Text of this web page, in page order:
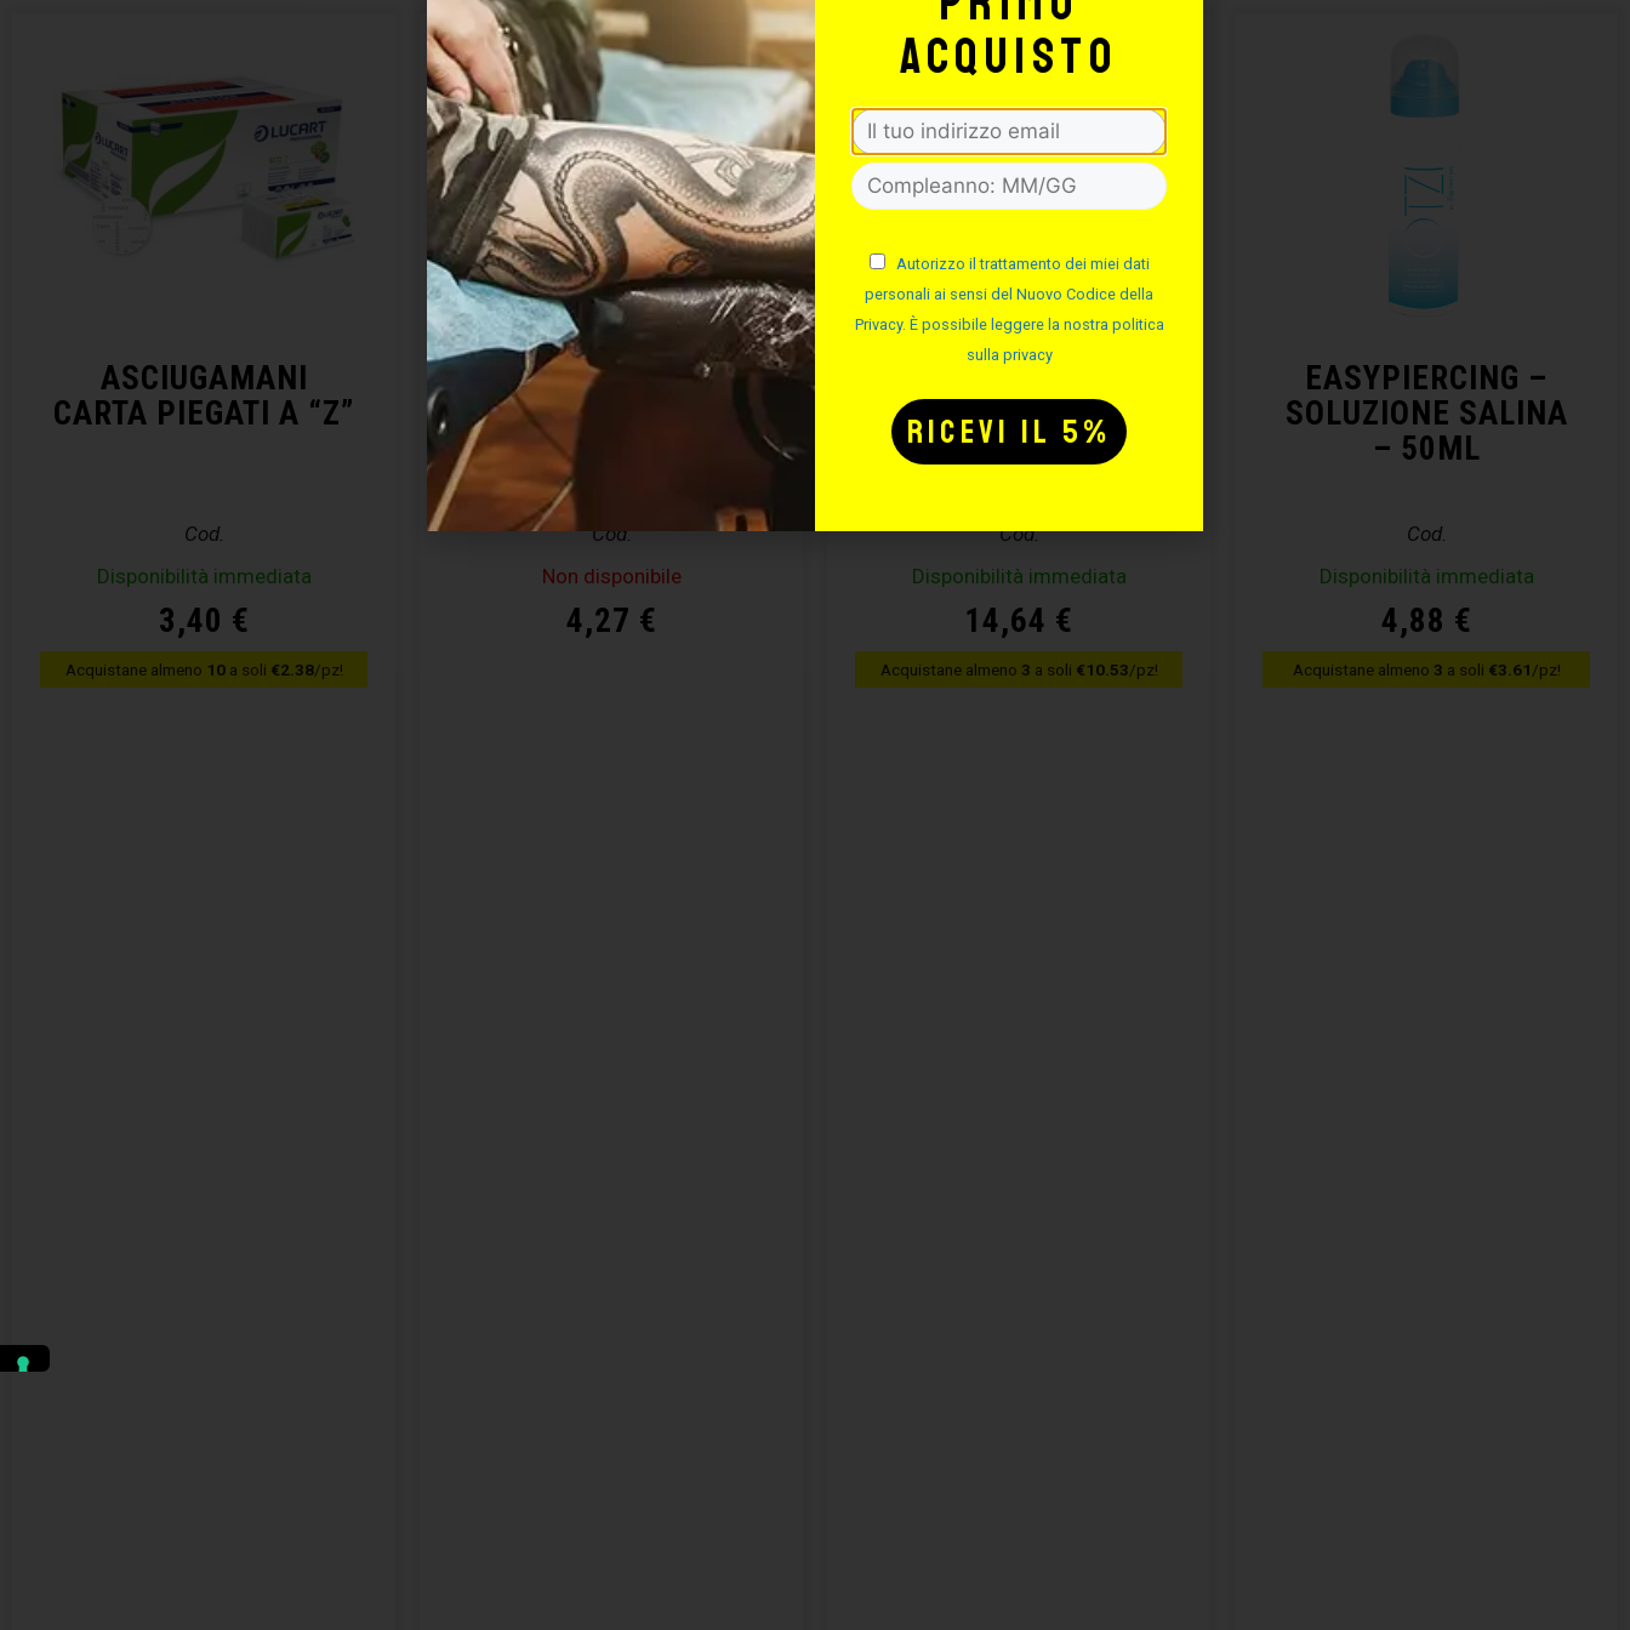
ASCIUGAMANI
CARTA PIEGATI A “Z”
Cod.
Disponibilità immediata
3,40 €
Acquistane almeno 10a soli €2.38/pz!
SALVIETTE IN TNT –
50PZ
Cod.
Non disponibile
4,27 €
– EASYPIERCING
Cod.
Disponibilità immediata
14,64 €
Acquistane almeno 3 a soli €10.53/pz!
EASYPIERCING –
SOLUZIONE SALINA
– 50ML
Cod.
Disponibilità immediata
4,88 €
Acquistane almeno 3 a soli €3.61/pz!
acquisto
Autorizzo il trattamento dei miei dati
personali ai sensi del Nuovo Codice della
Privacy. È possibile leggere la nostra politica
sulla privacy